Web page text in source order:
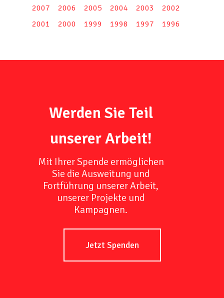
2007
2006 2005 2004 2003
2002
2001
2000 1999 1998 1997 1996
Werden Sie Teil
unserer Arbeit!
Mit Ihrer Spende ermöglichen
Sie die Ausweitung und
Fortführung unserer Arbeit,
unserer Projekte und
Kampagnen.
Jetzt Spenden